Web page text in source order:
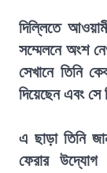
দিল্লিতে
সম্মেলনে অংশ
সেখানে তিনি
দিয়েছেন এবং
এ ছাড়া তিনি
ফেরার উদ্যোগ